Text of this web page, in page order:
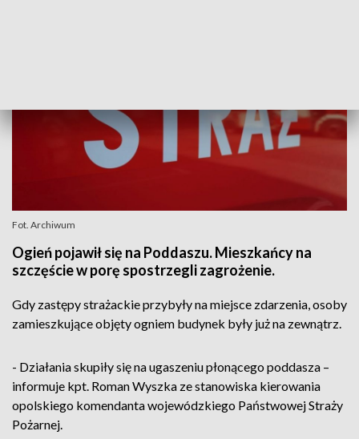
Fot. Archiwum
Ogień pojawił się na Poddaszu. Mieszkańcy na
szczęście w porę spostrzegli zagrożenie.
Gdy zastępy strażackie przybyły na miejsce zdarzenia, osoby
zamieszkujące objęty ogniem budynek były już na zewnątrz.
- Działania skupiły się na ugaszeniu płonącego poddasza –
informuje kpt. Roman Wyszka ze stanowiska kierowania
opolskiego komendanta wojewódzkiego Państwowej Straży
Pożarnej.